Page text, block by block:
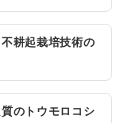
耕起栽培技術の
のトウモロコシ